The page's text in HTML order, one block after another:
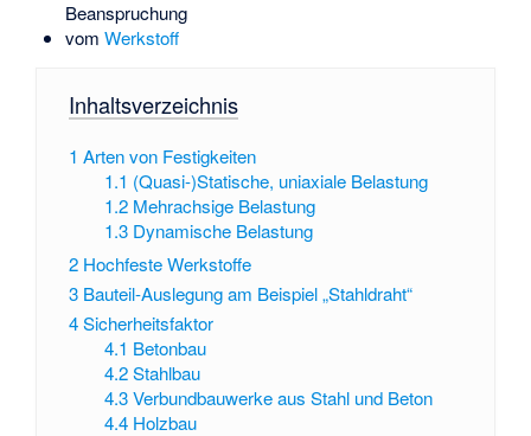
Beanspruchung
vom Werkstoff
Inhaltsverzeichnis
1 Arten von Festigkeiten
1.1 (Quasi-)Statische, uniaxiale Belastung
1.2 Mehrachsige Belastung
1.3 Dynamische Belastung
2 Hochfeste Werkstoffe
3 Bauteil-Auslegung am Beispiel „Stahldraht“
4Sicherheitsfaktor
4.1 Betonbau
4.2 Stahlbau
4.3 Verbundbauwerke aus Stahl und Beton
4.4 Holzbau